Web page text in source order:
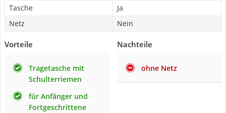
Tasche
Ja
Netz
Nein
Vorteile
Tragetasche mit
Schulterriemen
für Anfänger und
Fortgeschrittene
Nachteile
ohne Netz